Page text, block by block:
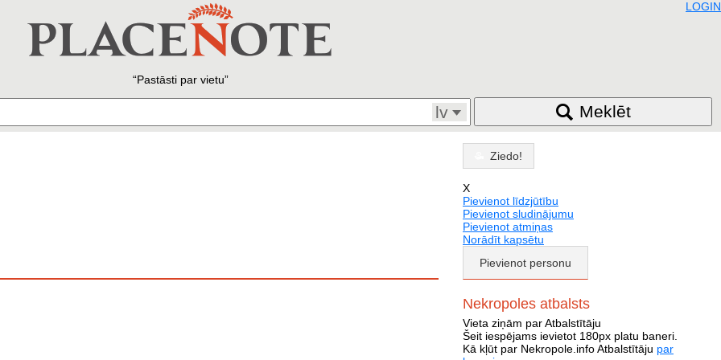
LOGIN
Pastāsti par vietu
lv Meklēt
Ziedo!
X
Pievienot līdzjūtību
Pievienot sludinājumu
Pievienot atmiņas
Norādīt kapsētu
Pievienot personu
Nekropoles atbalsts
Vieta ziņām par Atbalstītāju
Šeit iespējams ievietot 180px platu baneri.
Kā kļūt par Nekropole.info Atbalstītāju par